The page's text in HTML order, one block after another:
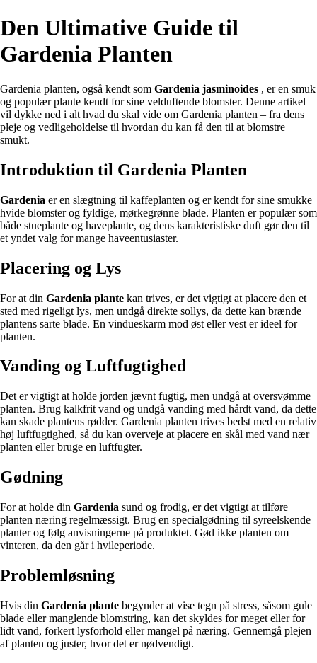
Den Ultimative Guide til
Gardenia Planten
Gardenia planten, også kendt som Gardenia jasminoides , er en smuk
og populær plante kendt for sine velduftende blomster. Denne artikel
vil dykke ned i alt hvad du skal vide om Gardenia planten – fra dens
pleje og vedligeholdelse til hvordan du kan få den til at blomstre
smukt.
Introduktion til Gardenia Planten
Gardenia er en slægtning til kaffeplanten og er kendt for sine smukke
hvide blomster og fyldige, mørkegrønne blade. Planten er populær som
både stueplante og haveplante, og dens karakteristiske duft gør den til
et yndet valg for mange haveentusiaster.
Placering og Lys
For at din Gardenia plante kan trives, er det vigtigt at placere den et
sted med rigeligt lys, men undgå direkte sollys, da dette kan brænde
plantens sarte blade. En vindueskarm mod øst eller vest er ideel for
planten.
Vanding og Luftfugtighed
Det er vigtigt at holde jorden jævnt fugtig, men undgå at oversvømme
planten. Brug kalkfrit vand og undgå vanding med hårdt vand, da dette
kan skade plantens rødder. Gardenia planten trives bedst med en relativ
høj luftfugtighed, så du kan overveje at placere en skål med vand nær
planten eller bruge en luftfugter.
Gødning
For at holde din Gardenia sund og frodig, er det vigtigt at tilføre
planten næring regelmæssigt. Brug en specialgødning til syreelskende
planter og følg anvisningerne på produktet. Gød ikke planten om
vinteren, da den går i hvileperiode.
Problemløsning
Hvis din Gardenia plante begynder at vise tegn på stress, såsom gule
blade eller manglende blomstring, kan det skyldes for meget eller for
lidt vand, forkert lysforhold eller mangel på næring. Gennemgå plejen
af planten og juster, hvor det er nødvendigt.